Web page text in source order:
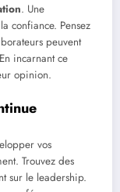
. Une
confiance. Pensez
peuvent
incarnant ce
opinion.
vos
Trouvez des
sur le leadership.